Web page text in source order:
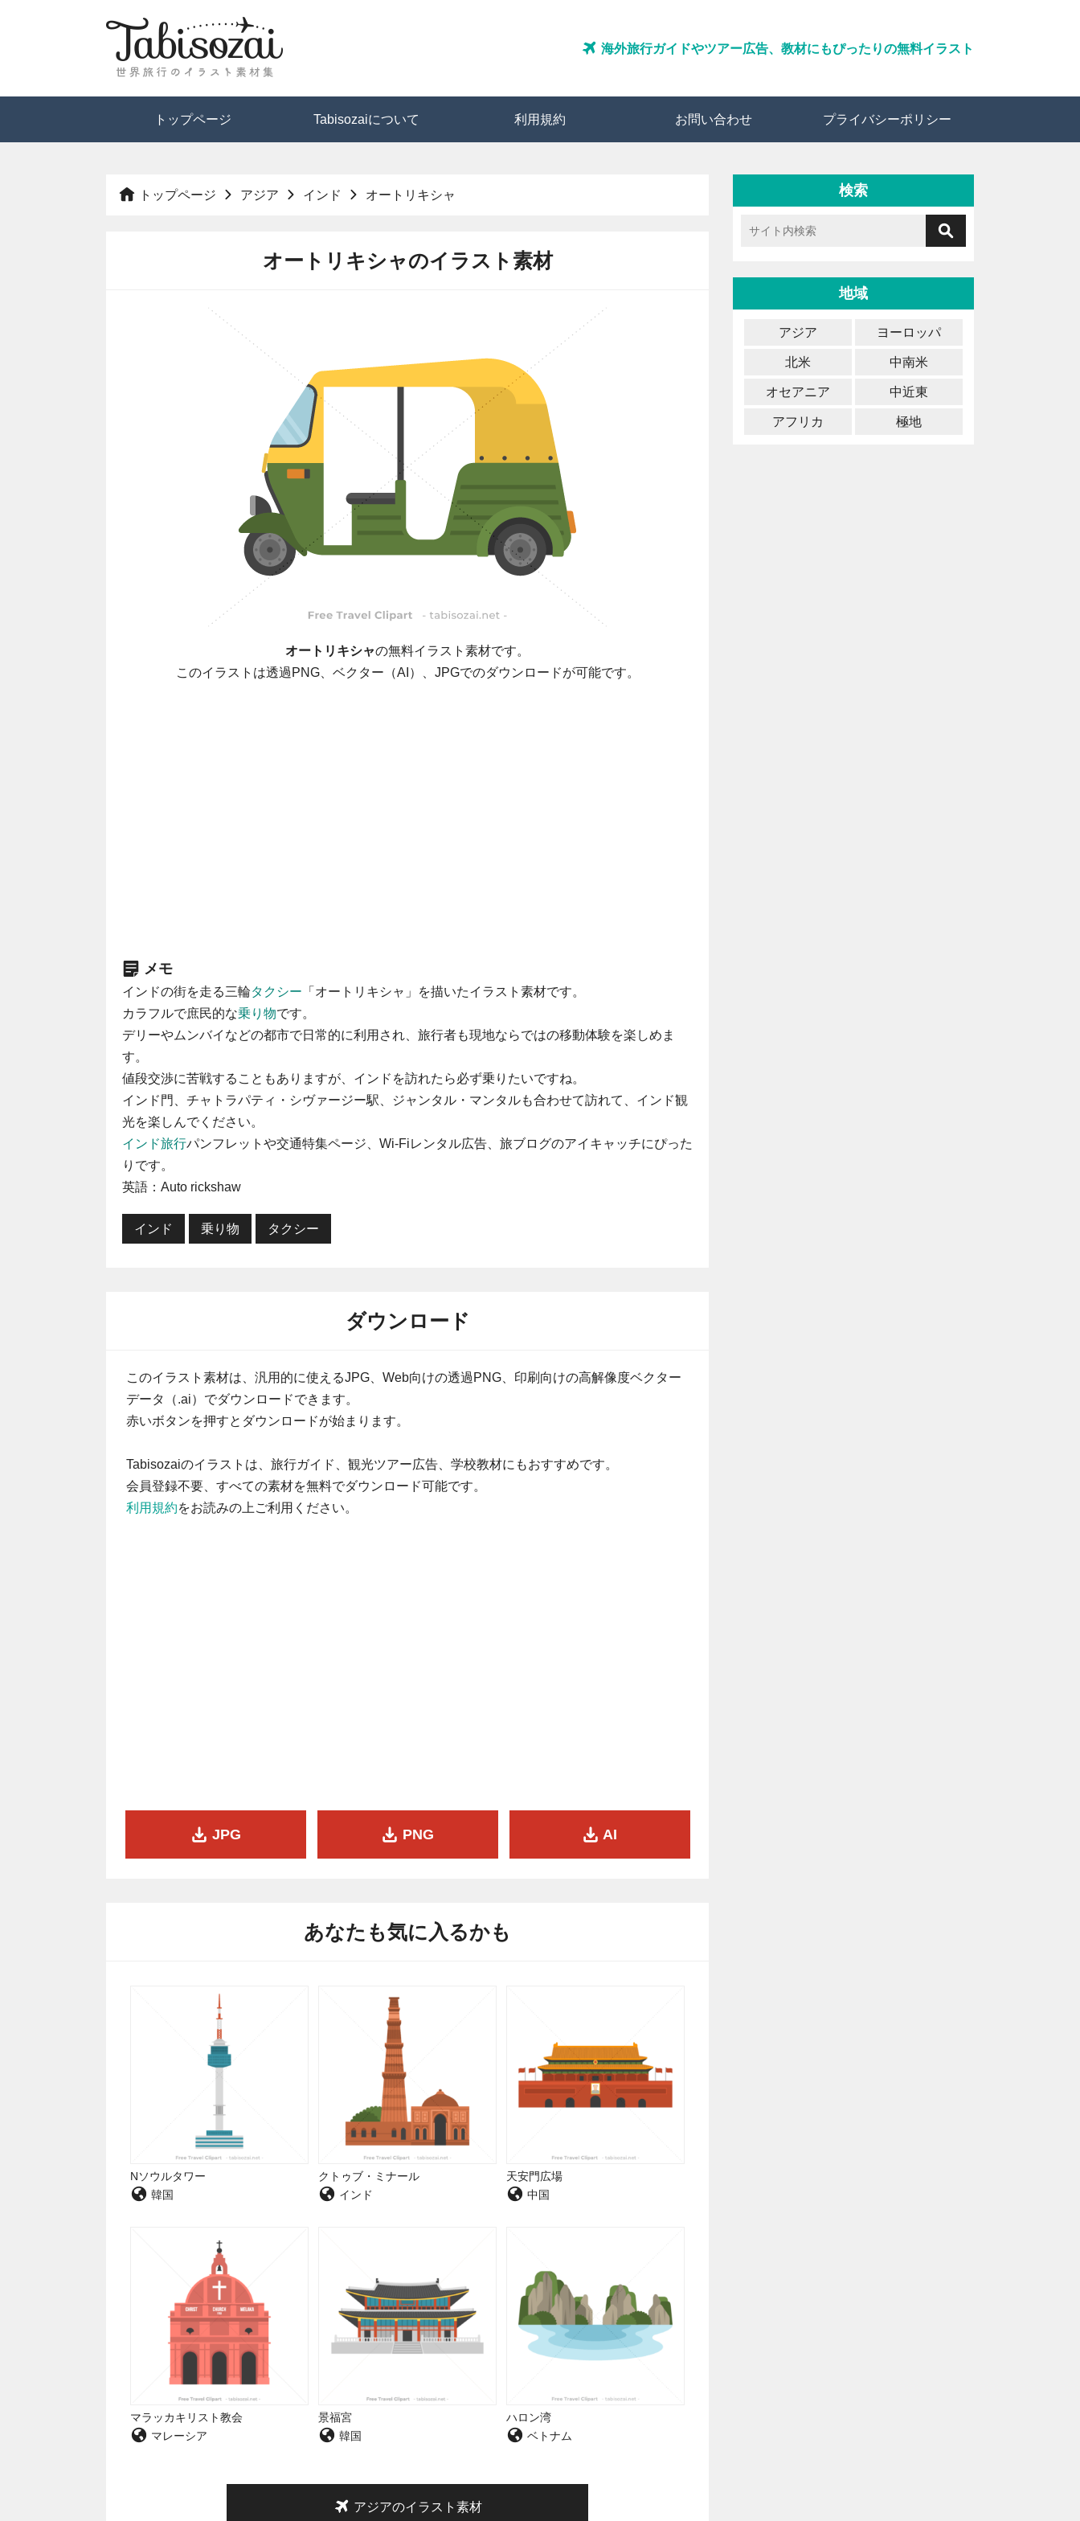
海外旅行ガイドやツアー広告、教材にもぴったりの無料イラスト
トップページ Tabisozaiについて 利用規約 お問い合わせ プライバシーポリシー
トップページ アジア インド オートリキシャ
オートリキシャのイラスト素材
オートリキシャの無料イラスト素材です。
このイラストは透過PNG、ベクター（AI）、JPGでのダウンロードが可能です。
メモ
インドの街を走る三輪タクシー 「オートリキシャ」を描いたイラスト素材です。
カラフルで庶民的な乗り物です。
デリーやムンバイなどの都市で日常的に利用され、旅行者も現地ならではの移動体験を楽しめま
す。
値段交渉に苦戦することもありますが、インドを訪れたら必ず乗りたいですね。
インド門、チャトラパティ・シヴァージー駅、ジャンタル・マンタルも合わせて訪れて、インド観
光を楽しんでください。
インド旅行パンフレットや交通特集ページ、Wi-Fiレンタル広告、旅ブログのアイキャッチにぴった
りです。
英語：Auto rickshaw
インド 乗り物 タクシー
ダウンロード
このイラスト素材は、汎用的に使えるJPG、Web向けの透過PNG、印刷向けの高解像度ベクター
データ（.ai）でダウンロードできます。
赤いボタンを押すとダウンロードが始まります。
Tabisozaiのイラストは、旅行ガイド、観光ツアー広告、学校教材にもおすすめです。
会員登録不要、すべての素材を無料でダウンロード可能です。
利用規約をお読みの上ご利用ください。
JPG PNG AI
あなたも気に入るかも
Nソウルタワー
韓国
クトゥブ・ミナール
インド
天安門広場
中国
マラッカキリスト教会
マレーシア
景福宮
韓国
ハロン湾
ベトナム
アジアのイラスト素材
検索
地域
アジア ヨーロッパ
北米 中南米
オセアニア 中近東
アフリカ 極地